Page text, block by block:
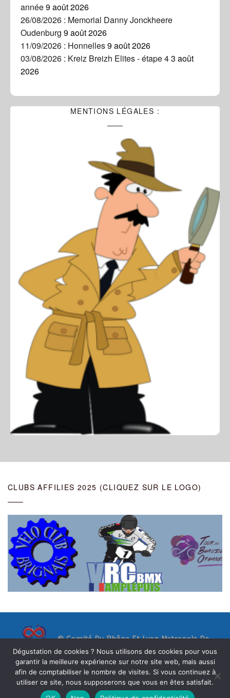
année9 août 2026
26/08/2026 : Memorial Danny Jonckheere
Oudenburg 9 août 2026
11/09/2026 : Honnelles9 août 2026
03/08/2026 : Kreiz Breizh Elites - étape 43 août
2026
MENTIONS LÉGALES :
CLUBS AFFILIES 2025 (CLIQUEZ SUR LE LOGO)
© Comité Du Rhône Et Lyon Metropole De
Cyclisme - Denis B 2023
Theme By Silk Themes
Dégustation de cookies ? Nous utilisons des cookies pour vous
garantir la meilleure expérience sur notre site web, mais aussi
afin de comptabiliser le nombre de visites. Si vous continuez à
utiliser ce site, nous supposerons que vous en êtes satisfait.